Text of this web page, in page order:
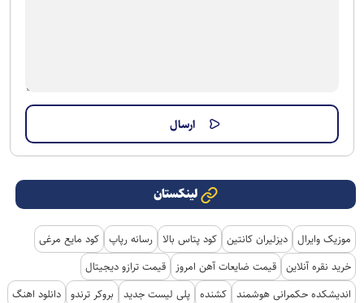
لینکستان
موزیک وایرال دیزلیران کانتین کود پتاس بالا رسانه رپاپ کود مایع مرغی
خرید نقره آنلاین قیمت ضایعات آهن امروز
قیمت ترازو دیجیتال
اندیشکده حکمرانی هوشمند کشنده پلی لیست جدید بروکر ترندو دانلود اهنگ